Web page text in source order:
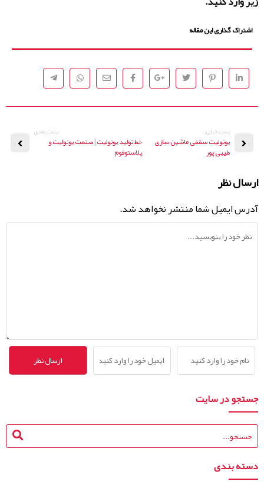
اشتراک گذاری این مقاله
پست قبلی:
یونولیت سقفی ماشین سازی
طیبی پور
:پست بعدی
خط تولید یونولیت | صنعت یونولیت و
پلاستوفوم
ارسال نظر
آدرس ایمیل شما منتشر نخواهد شد.
جستجو در سایت
دسته بندی